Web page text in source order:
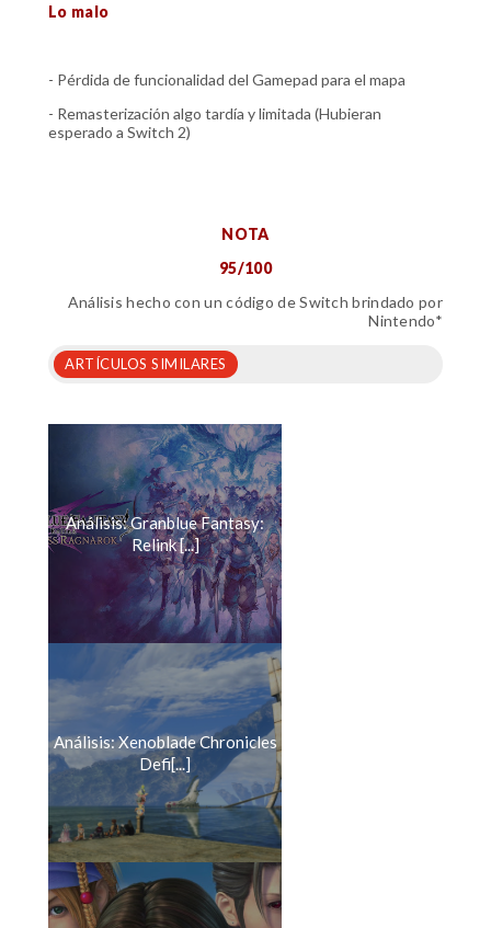
Lo malo
- Pérdida de funcionalidad del Gamepad para el mapa
- Remasterización algo tardía y limitada (Hubieran
esperado a Switch 2)
NOTA
95/100
Análisis hecho con un código de Switch brindado por
Nintendo*
ARTÍCULOS SIMILARES
Análisis: Granblue Fantasy:
Relink [...]
Análisis: Xenoblade Chronicles
Defi[...]